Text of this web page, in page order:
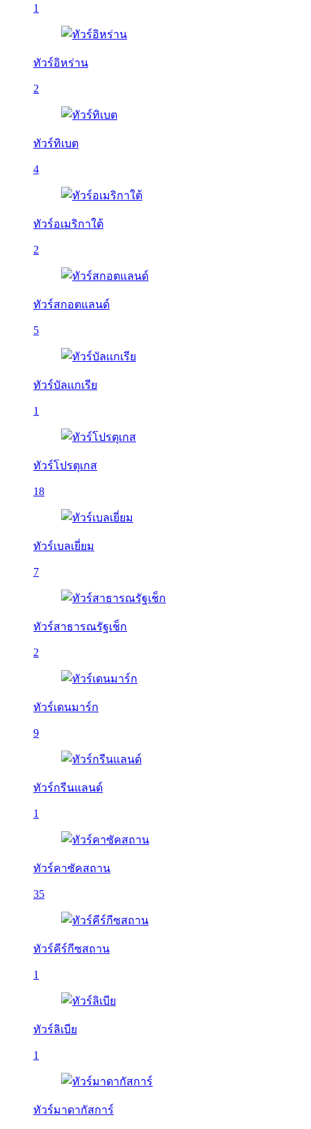
1
ทัวร์อิหร่าน
2
ทัวร์ทิเบต
4
ทัวร์อเมริกาใต้
2
ทัวร์สกอตแลนด์
5
ทัวร์บัลเเกเรีย
1
ทัวร์โปรตุเกส
18
ทัวร์เบลเยี่ยม
7
ทัวร์สาธารณรัฐเช็ก
2
ทัวร์เดนมาร์ก
9
ทัวร์กรีนแลนด์
1
ทัวร์คาซัคสถาน
35
ทัวร์คีร์กีซสถาน
1
ทัวร์ลิเบีย
1
ทัวร์มาดากัสการ์